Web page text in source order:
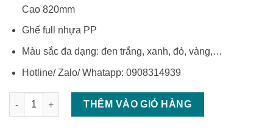
Cao 820mm
Ghế full nhựa PP
Màu sắc đa dạng: đen trắng, xanh, đỏ, vàng,…
Hotline/ Zalo/ Whatapp: 0908314939
Ghế nhựa đẹp ghế nhựa đúc giá rẻ số lượng
THÊM VÀO GIỎ HÀNG